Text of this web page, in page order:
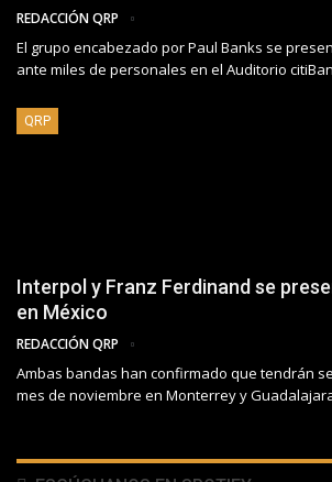
REDACCIÓN QRP
El grupo encabezado por Paul Banks se
ante miles de personales en el Auditorio
QRP
Interpol y Franz Ferdinand se
en México
REDACCIÓN QRP
Ambas bandas han confirmado que tendrán
mes de noviembre en Monterrey y